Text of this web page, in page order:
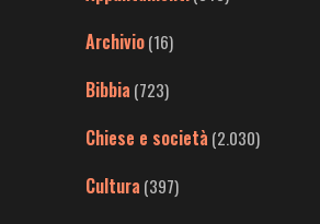
Archivio(16)
Bibbia (723)
Chiese e società (2.030)
Cultura (397)